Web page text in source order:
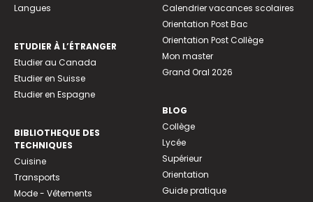
Langues
ETUDIER À L’ÉTRANGER
Etudier au Canada
Etudier en Suisse
Etudier en Espagne
BIBLIOTHEQUE DES
TECHNIQUES
Cuisine
Transports
Mode - Vêtements
Calendrier vacances scolaires
Orientation Post Bac
Orientation Post Collège
Mon master
Grand Oral 2026
BLOG
Collège
Lycée
Supérieur
Orientation
Guide pratique